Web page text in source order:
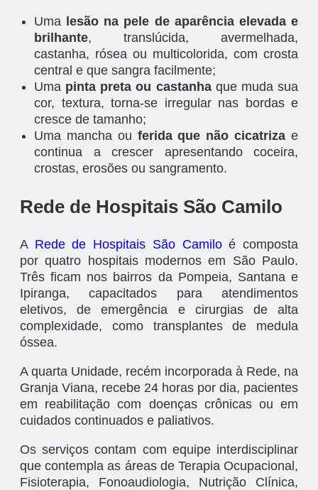
Uma lesão na pele de aparência elevada e
brilhante, translúcida, avermelhada,
castanha, rósea ou multicolorida, com crosta
central e que sangra facilmente;
Uma pinta preta ou castanhaque muda sua
cor, textura, torna-se irregular nas bordas e
cresce de tamanho;
Uma mancha ou ferida que não cicatriza e
continua a crescer apresentando coceira,
crostas, erosões ou sangramento.
Rede de Hospitais São Camilo
A Rede de Hospitais São Camiloé composta
por quatro hospitais modernos em São Paulo.
Três ficam nos bairros da Pompeia, Santana e
Ipiranga, capacitados para atendimentos
eletivos, de emergência e cirurgias de alta
complexidade, como transplantes de medula
óssea.
A quarta Unidade, recém incorporada à Rede, na
Granja Viana, recebe 24 horas por dia, pacientes
em reabilitação com doenças crônicas ou em
cuidados continuados e paliativos.
Os serviços contam com equipe interdisciplinar
que contempla as áreas de Terapia Ocupacional,
Fisioterapia, Fonoaudiologia, Nutrição Clínica,